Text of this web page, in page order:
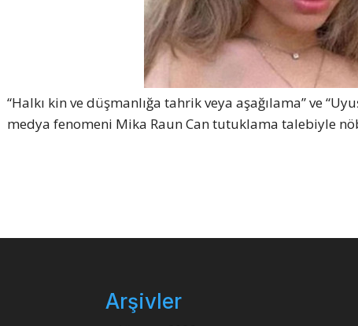
“Halkı kin ve düşmanlığa tahrik veya aşağılama” ve
medya fenomeni Mika Raun Can tutuklama talebiyle
Arşivler